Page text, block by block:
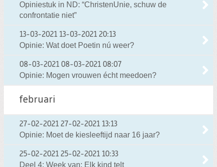
Opiniestuk in ND: “ChristenUnie, schuw de
confrontatie niet”
13-03-2021 13-03-2021 20:13
Opinie: Wat doet Poetin nú weer?
08-03-2021 08-03-2021 08:07
Opinie: Mogen vrouwen écht meedoen?
februari
27-02-2021 27-02-2021 13:13
Opinie: Moet de kiesleeftijd naar 16 jaar?
25-02-2021 25-02-2021 10:33
Deel 4: Week van: Elk kind telt